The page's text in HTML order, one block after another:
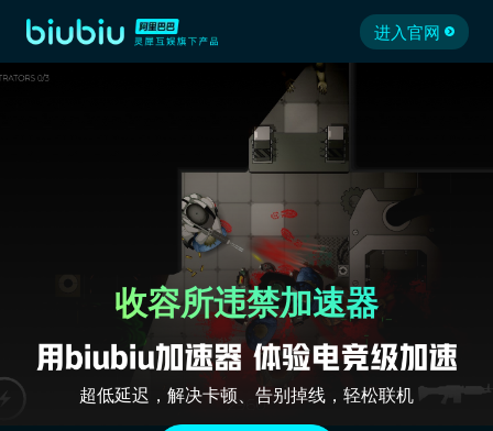
进入官网
收容所违禁加速器
超低延迟，解决卡顿、告别掉线，轻松联机